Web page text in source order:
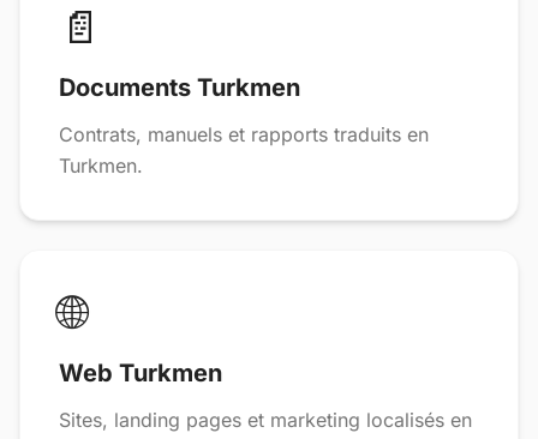
📄
Documents Turkmen
Contrats, manuels et rapports traduits en
Turkmen.
🌐
Web Turkmen
Sites, landing pages et marketing localisés en